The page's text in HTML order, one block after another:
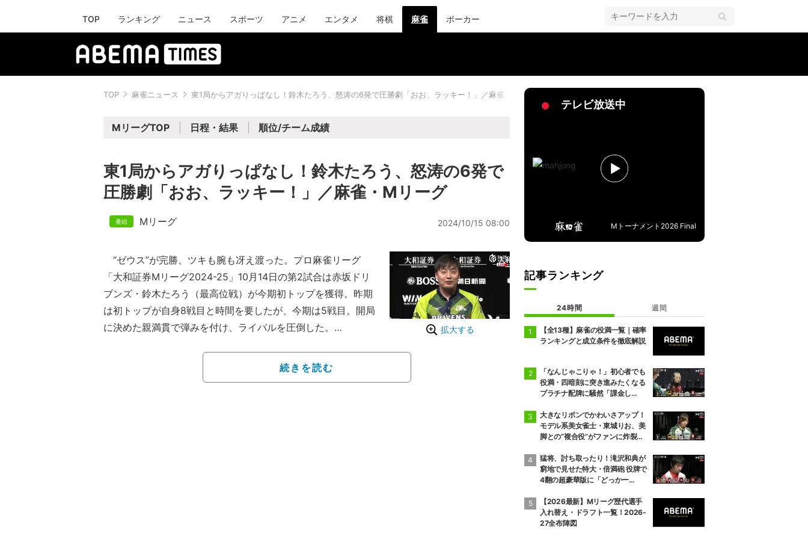
TOP ランキング ニュース スポーツ アニメ エンタメ 将棋 麻雀 ポーカー
TOP 麻雀ニュース 東1局からアガりっぱなし！鈴木たろう、怒涛の6発で圧勝劇「おお、ラッキー！」／麻雀・Mリーグ
MリーグTOP 日程・結果 順位/チーム成績
東1局からアガりっぱなし！鈴木たろう、怒涛の6発で
圧勝劇「おお、ラッキー！」／麻雀・Mリーグ
Mリーグ 2024/10/15 08:00
拡大する
“ゼウス”が完勝、ツキも腕も冴え渡った。プロ麻雀リーグ
「大和証券Mリーグ2024-25」10月14日の第2試合は赤坂ドリ
ブンズ・鈴木たろう（最高位戦）が今期初トップを獲得。昨期
は初トップが自身8戦目と時間を要したが、今期は5戦目。開局
に決めた親満貫で弾みを付け、ライバルを圧倒した。
トップ目を走っていたものの、セガサミーフェニックス・醍醐
大（最高位戦）の親倍満に屈し惜しい2着。当試合は起家から
続きを読む
テレビ放送中
Mトーナメント2026 Final
記事ランキング
24時間 週間
【全13種】麻雀の役満一覧｜確率
ランキングと成立条件を徹底解説
「なんじゃこりゃ！」初心者でも
役満・四暗刻に突き進みたくなる
プラチナ配牌に騒然「課金し
大きなリボンでかわいさアップ！
モデル系美女雀士・東城りお、美
脚との“複合役”がファンに炸裂
ナメント
猛将、討ち取ったり！滝沢和典が
窮地で見せた特大・倍満砲 役牌で
4翻の超豪華版に「どっかー
【2026最新】Mリーグ歴代選手
入れ替え・ドラフト一覧！2026-
27全布陣図